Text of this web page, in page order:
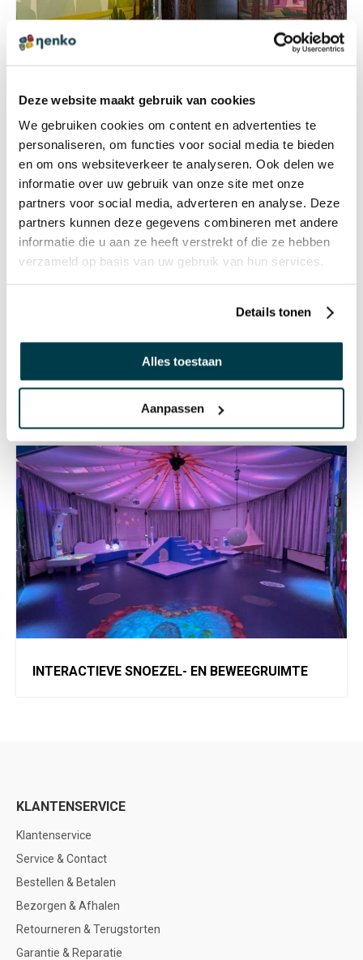
Deze website maakt gebruik van cookies
We gebruiken cookies om content en advertenties te
personaliseren, om functies voor social media te bieden
en om ons websiteverkeer te analyseren. Ook delen we
informatie over uw gebruik van onze site met onze
partners voor social media, adverteren en analyse. Deze
partners kunnen deze gegevens combineren met andere
informatie die u aan ze heeft verstrekt of die ze hebben
verzameld op basis van uw gebruik van hun services.
Details tonen
Alles toestaan
Aanpassen
BETOVERENDE BELEVENISHAL
SNOEZEL MET SNOEZELPROJECTOR
INTERACTIEVE SNOEZEL- EN BEWEEGRUIMTE
KLANTENSERVICE
Klantenservice
Service & Contact
Bestellen & Betalen
Bezorgen & Afhalen
Retourneren & Terugstorten
Garantie & Reparatie